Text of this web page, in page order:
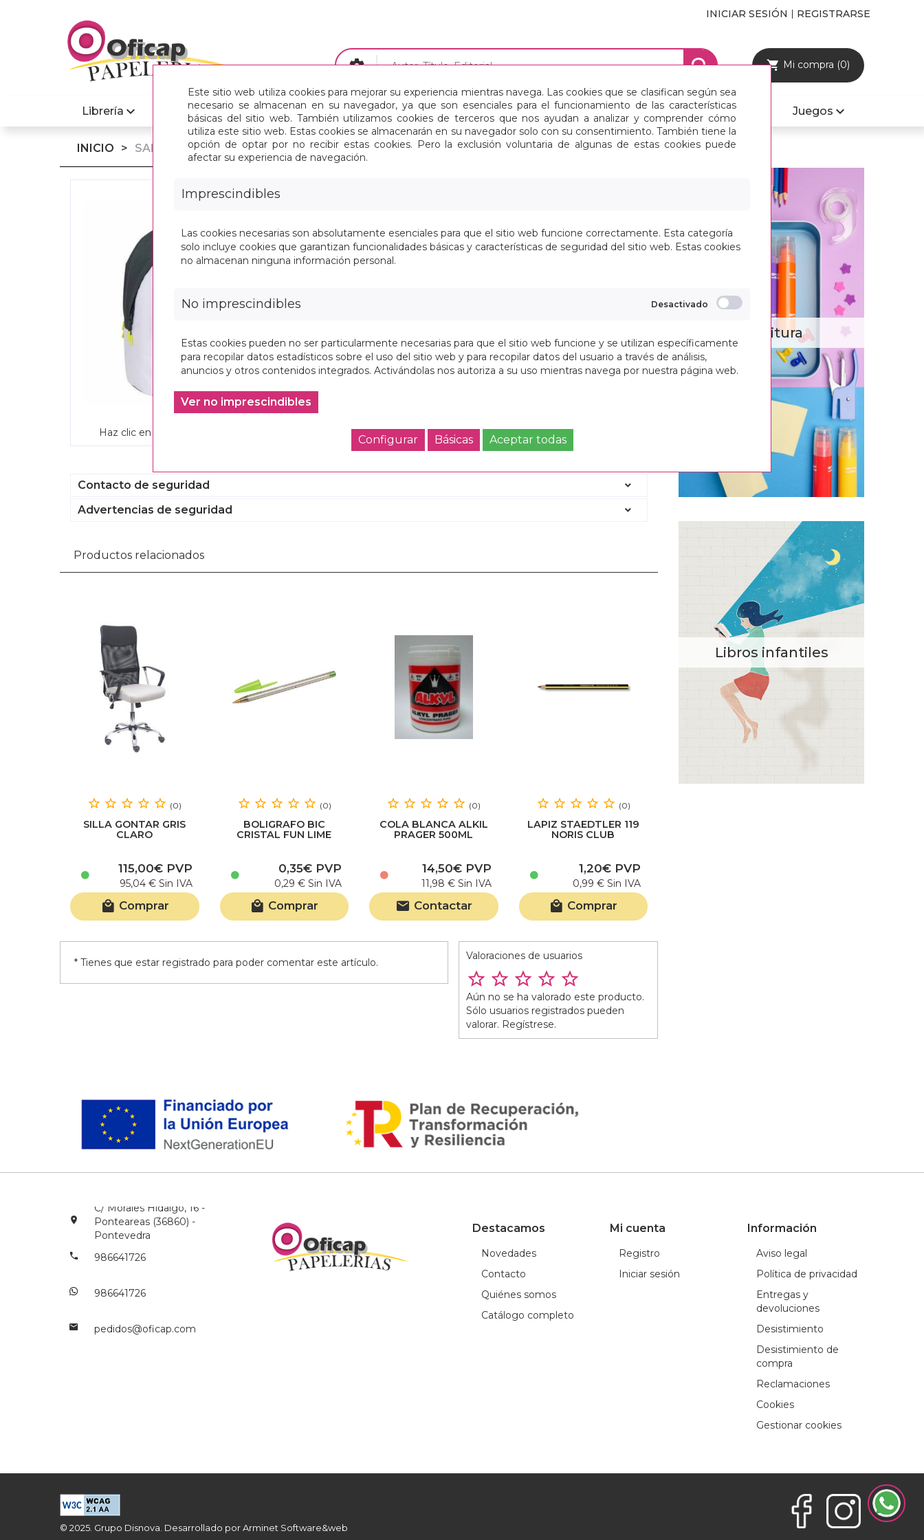
Este sitio web utiliza cookies para mejorar su experiencia mientras navega. Las cookies que se clasifican según sea
necesario se almacenan en su navegador, ya que son esenciales para el funcionamiento de las características
básicas del sitio web. También utilizamos cookies de terceros que nos ayudan a analizar y comprender cómo
utiliza este sitio web. Estas cookies se almacenarán en su navegador solo con su consentimiento. También tiene la
opción de optar por no recibir estas cookies. Pero la exclusión voluntaria de algunas de estas cookies puede
afectar su experiencia de navegación.
Imprescindibles
Las cookies necesarias son absolutamente esenciales para que el sitio web funcione correctamente. Esta categoría
solo incluye cookies que garantizan funcionalidades básicas y características de seguridad del sitio web. Estas cookies
no almacenan ninguna información personal.
No imprescindibles
Estas cookies pueden no ser particularmente necesarias para que el sitio web funcione y se utilizan específicamente
para recopilar datos estadísticos sobre el uso del sitio web y para recopilar datos del usuario a través de análisis,
anuncios y otros contenidos integrados. Activándolas nos autoriza a su uso mientras navega por nuestra página web.
Ver no imprescindibles
Configurar Básicas Aceptar todas
INICIAR SESIÓN REGISTRARSE
Mi compra (0)
Librería Informatica Papelería Maletas y Mochilas Mobiliario y Sillas Juegos
INICIO > SAFTA 2025 VAC JUNIO-REAL MADRID EQUIPACION 25/26
Haz clic en la imagen para ampliarla
En stock
42,90 €
8412688607693
Referencia:
Contacto de seguridad
Advertencias de seguridad
Productos relacionados
(0)
SILLA GONTAR GRIS
CLARO
115,00€ PVP
95,04 € Sin IVA
Comprar
(0)
BOLIGRAFO BIC
CRISTAL FUN LIME
0,35€ PVP
0,29 € Sin IVA
Comprar
(0)
COLA BLANCA ALKIL
PRAGER 500ML
14,50€ PVP
11,98 € Sin IVA
Contactar
(0)
LAPIZ STAEDTLER 119
NORIS CLUB
1,20€ PVP
0,99 € Sin IVA
Comprar
Valoraciones de usuarios
Aún no se ha valorado este producto.
Sólo usuarios registrados pueden
valorar. Regístrese.
* Tienes que estar registrado para poder comentar este artículo.
Escritura
Libros infantiles
C/ Morales Hidalgo, 16 -
Ponteareas (36860) -
Pontevedra
986641726
986641726
pedidos@oficap.com
Destacamos
Novedades
Contacto
Quiénes somos
Catálogo completo
Mi cuenta
Registro
Iniciar sesión
Información
Aviso legal
Política de privacidad
Entregas y
devoluciones
Desistimiento
Desistimiento de
compra
Reclamaciones
Cookies
Gestionar cookies
© 2025. Grupo Disnova. Desarrollado porArminet Software&web